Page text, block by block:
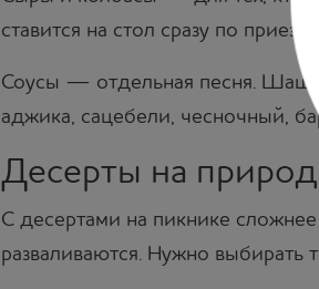
ставится на стол сразу по
Соусы — отдельная песня.
аджика, сацебели, чесночный,
Десерты на
С десертами на пикнике
разваливаются. Нужно выбирать